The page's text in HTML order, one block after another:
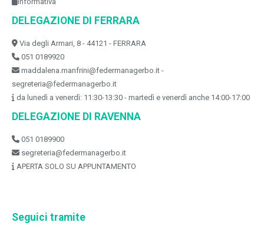
DELEGAZIONE DI FERRARA
Via degli Armari, 8 - 44121 - FERRARA
051 0189920
maddalena.manfrini@federmanagerbo.it -
segreteria@federmanagerbo.it
da lunedì a venerdì: 11:30-13:30 - martedì e venerdì anche 14:00-17:00
DELEGAZIONE DI RAVENNA
051 0189900
segreteria@federmanagerbo.it
APERTA SOLO SU APPUNTAMENTO
Seguici tramite